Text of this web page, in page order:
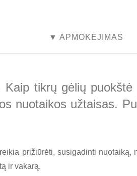
▼ APMOKĖJIMAS
tikrų gėlių
nuotaikos užtaisas.
prižiūrėti, susigadinti
ir vakarą.